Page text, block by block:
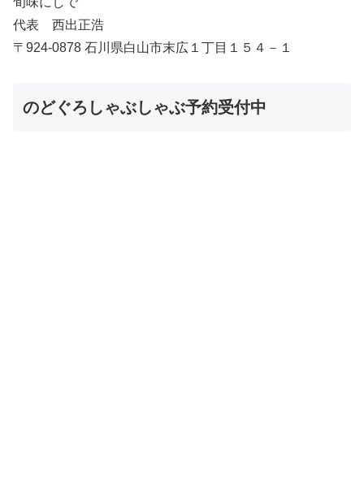
代表 西出正浩
〒924-0878 石川県白山市末広１丁目１５４－１
のどぐろしゃぶしゃぶ予約受付中